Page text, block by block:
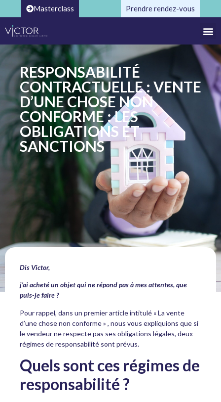
Masterclass Prendre rendez-vous
RESPONSABILITÉ
CONTRACTUELLE : VENTE
D’UNE CHOSE NON
CONFORME : LES
OBLIGATIONS ET
SANCTIONS
Dis Victor,
j’ai acheté un objet qui ne répond pas à mes attentes, que
puis-je faire ?
Pour rappel, dans un premier article intitulé « La vente
d’une chose non conforme » , nous vous expliquions que si
le vendeur ne respecte pas ses obligations légales, deux
régimes de responsabilité sont prévus.
Quels sont ces régimes de
responsabilité ?